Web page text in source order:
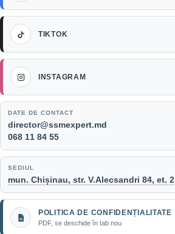
DATE DE CONTACT
Email:
director@ssmexpert.md
Telefon:
068 11 84 55
TIKTOK
TikTok
SEDIUL
mun. Chișinau, str. V.Alecsandri 84, et. 2
INSTAGRAM
Instagram
POLITICA DE CONFIDENȚIALITATE
PDF, se deschide în tab nou